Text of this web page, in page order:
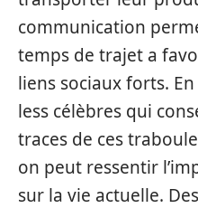
communication
temps de trajet a
liens sociaux forts.
less célèbres qui
traces de ces
on peut ressentir
sur la vie actuelle.